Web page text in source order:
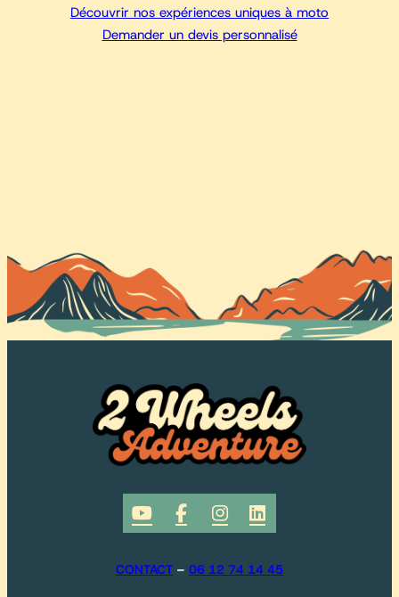
Découvrir nos expériences uniques à moto
Demander un devis personnalisé
   
CONTACT – 06 12 74 14 45